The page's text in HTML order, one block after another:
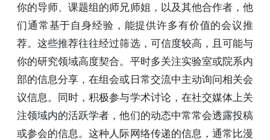
你的导师、课题组的师兄师姐，以及其他合作者，他
们通常基于自身经验，能提供许多有价值的会议推
荐。这些推荐往往经过筛选，可信度较高，且可能与
你的研究领域高度契合。平时多关注实验室或院系内
部的信息分享，在组会或日常交流中主动询问相关会
议信息。同时，积极参与学术讨论，在社交媒体上关
注领域内的活跃学者，他们的动态中常常会透露投稿
或参会的信息。这种人际网络传递的信息，通常比漫